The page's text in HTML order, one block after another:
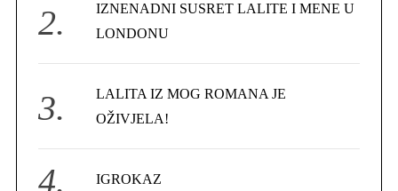
IZNENADNI SUSRET LALITE I MENE U
LONDONU
LALITA IZ MOG ROMANA JE
OŽIVJELA!
IGROKAZ